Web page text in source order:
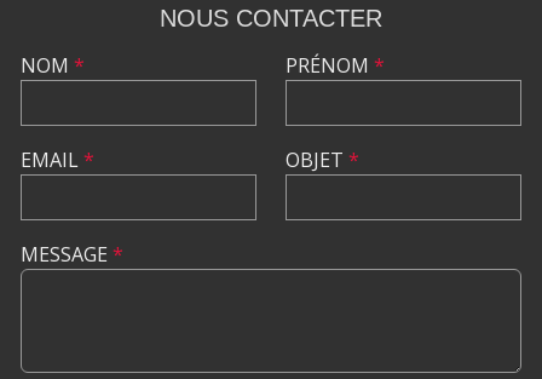
NOUS CONTACTER
NOM *
EMAIL*
PRÉNOM *
OBJET *
MESSAGE *